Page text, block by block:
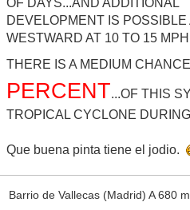
DEVELOPMENT IS
WESTWARD AT 10 TO 15
THERE IS A MEDIUM
PERCENT...OF THIS
TROPICAL CYCLONE
Que buena pinta tiene el jodio.
Barrio de Vallecas (Madrid) A 680